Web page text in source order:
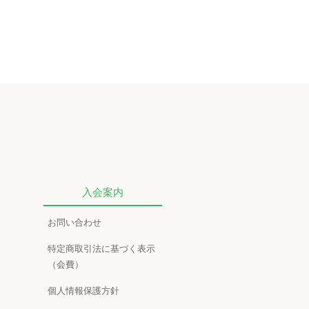
入会案内
お問い合わせ
特定商取引法に基づく表示
（会費）
個人情報保護方針